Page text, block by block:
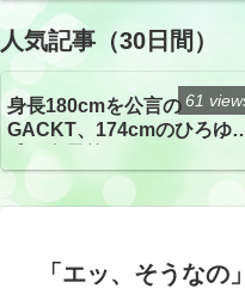
人気記事（30日間）
身長180cmを公言の
GACKT、174cmのひろゆ
トざわつき イベントでの
真が話題
61
「エッ、そうな